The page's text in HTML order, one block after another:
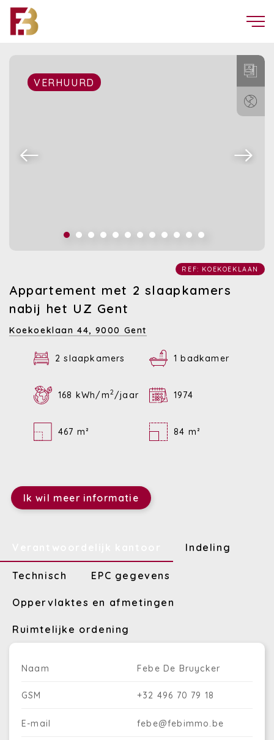
VERHUURD
REF: KOEKOEKLAAN
Appartement met 2 slaapkamers
nabij het UZ Gent
Koekoeklaan 44, 9000 Gent
2 slaapkamers 1 badkamer
168 kWh/m2 /jaar 1974
467 m² 84 m²
Ik wil meer informatie
Indeling
Technisch EPC gegevens
Oppervlaktes en afmetingen
Ruimtelijke ordening
Naam Febe De Bruycker
GSM +32 496 70 79 18
E-mail febe@febimmo.be